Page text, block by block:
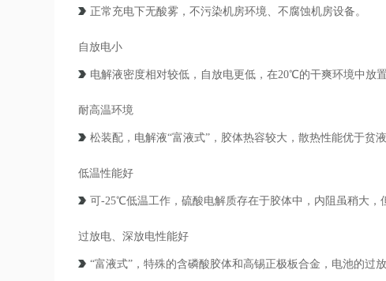
正常充电下无酸雾，不污染机房环境、不腐蚀机房设备。
自放电小
电解液密度相对较低，自放电更低，在20℃的干爽环境中放
耐高温环境
松装配，电解液“富液式”，胶体热容较大，散热性能优于贫
低温性能好
可-25℃低温工作，硫酸电解质存在于胶体中，内阻虽稍大，
过放电、深放电性能好
“富液式”，特殊的含磷酸胶体和高锡正极板合金，电池的过